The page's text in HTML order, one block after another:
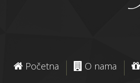
Početna O nama